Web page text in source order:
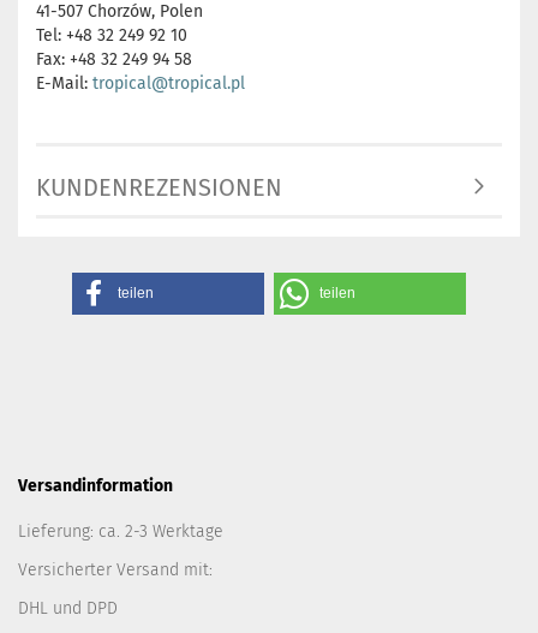
41-507 Chorzów, Polen
Tel: +48 32 249 92 10
Fax: +48 32 249 94 58
E-Mail: tropical@tropical.pl
KUNDENREZENSIONEN
teilen teilen
Versandinformation
Lieferung: ca. 2-3 Werktage
Versicherter Versand mit:
DHL und DPD